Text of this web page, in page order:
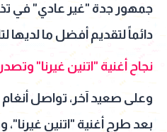
جمهور جدة "غير عادي" في
دائماً لتقديم أفضل ما لديها
نجاح أغنية "اتنين غيرنا" وتصدر
وعلى صعيد آخر، تواصل
بعد طرح أغنية "اتنين